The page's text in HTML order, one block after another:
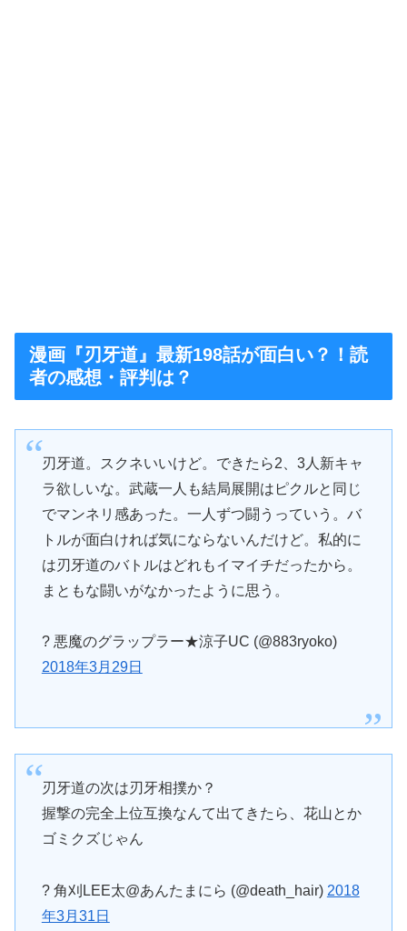
漫画『刃牙道』最新198話が面白い？！読
者の感想・評判は？
刃牙道。スクネいいけど。できたら2、3人新キャ
ラ欲しいな。武蔵一人も結局展開はピクルと同じ
でマンネリ感あった。一人ずつ闘うっていう。バ
トルが面白ければ気にならないんだけど。私的に
は刃牙道のバトルはどれもイマイチだったから。
まともな闘いがなかったように思う。
? 悪魔のグラップラー★涼子UC (@883ryoko)
2018年3月29日
刃牙道の次は刃牙相撲か？
握撃の完全上位互換なんて出てきたら、花山とか
ゴミクズじゃん
? 角刈LEE太@あんたまにら (@death_hair) 2018
年3月31日